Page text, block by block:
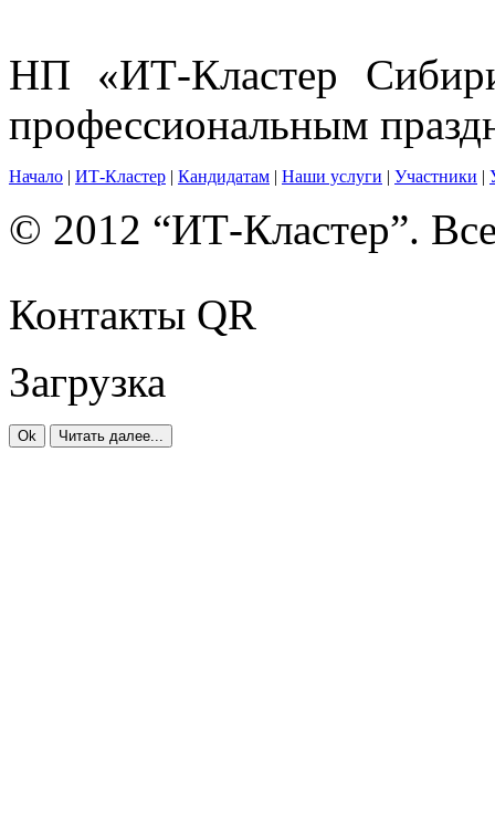
НП «ИТ-Кластер
профессиональным
Начало | ИТ-Кластер | Кандидатам | Наши услуги | Участники |
© 2012 “ИТ-Кластер”.
Контакты QR
Загрузка